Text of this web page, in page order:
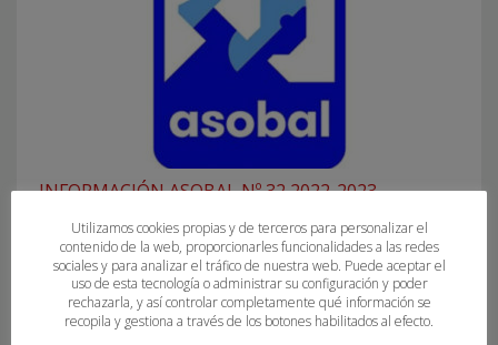
INFORMACIÓN ASOBAL Nº 32 2022-2023
Utilizamos cookies propias y de terceros para personalizar el
contenido de la web, proporcionarles funcionalidades a las redes
sociales y para analizar el tráfico de nuestra web. Puede aceptar el
uso de esta tecnología o administrar su configuración y poder
rechazarla, y así controlar completamente qué información se
recopila y gestiona a través de los botones habilitados al efecto.